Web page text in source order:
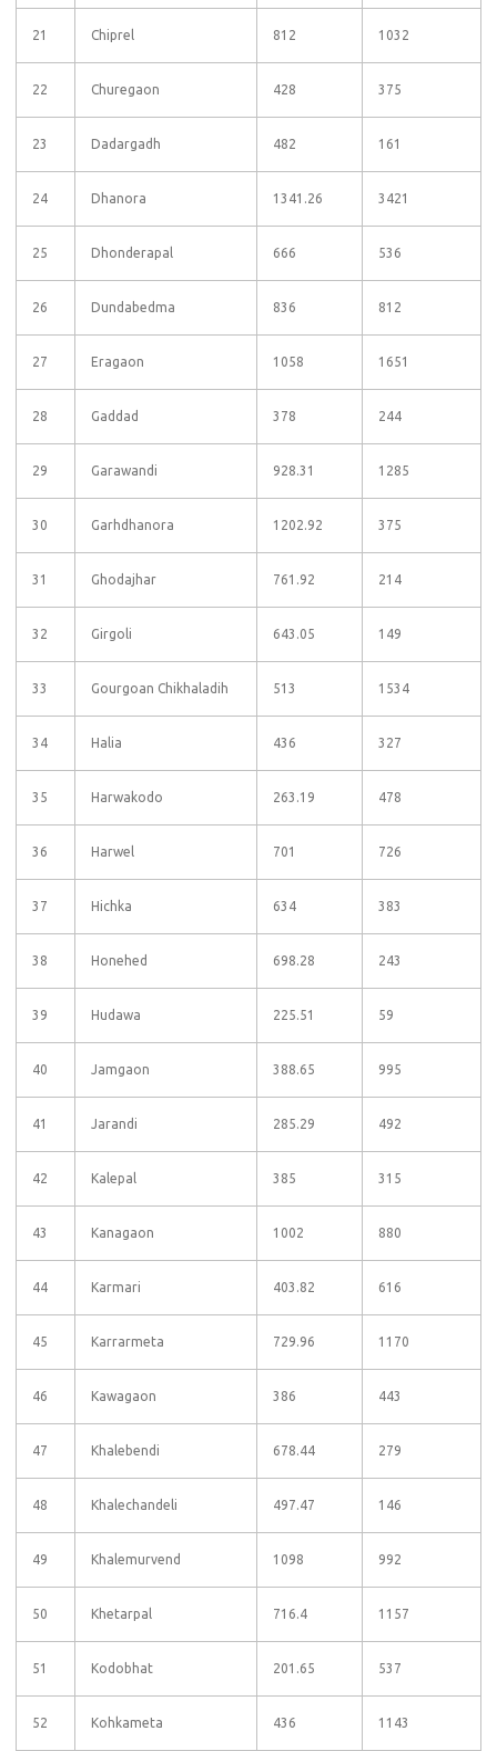
21 Chiprel 812 1032
22 Churegaon 428 375
23 Dadargadh 482 161
24 Dhanora 1341.26 3421
25 Dhonderapal 666 536
26 Dundabedma 836 812
27 Eragaon 1058 1651
28 Gaddad 378 244
29 Garawandi 928.31 1285
30 Garhdhanora 1202.92 375
31 Ghodajhar 761.92 214
32 Girgoli 643.05 149
33 Gourgoan Chikhaladih 513 1534
34 Halia 436 327
35 Harwakodo 263.19 478
36 Harwel 701 726
37 Hichka 634 383
38 Honehed 698.28 243
39 Hudawa 225.51 59
40 Jamgaon 388.65 995
41 Jarandi 285.29 492
42 Kalepal 385 315
43 Kanagaon 1002 880
44 Karmari 403.82 616
45 Karrarmeta 729.96 1170
46 Kawagaon 386 443
47 Khalebendi 678.44 279
48 Khalechandeli 497.47 146
49 Khalemurvend 1098 992
50 Khetarpal 716.4 1157
51 Kodobhat 201.65 537
52 Kohkameta 436 1143